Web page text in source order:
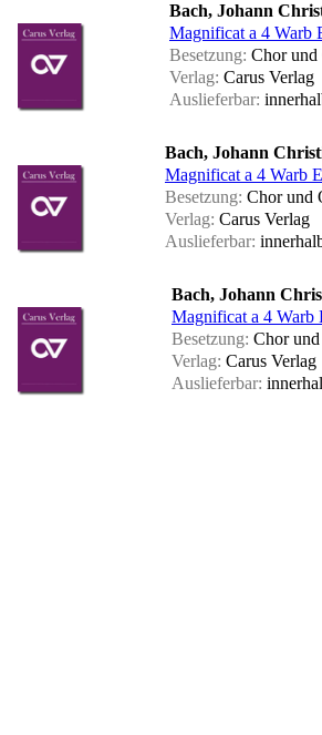
Bach, Johann
Magnificat a 4 Warb
Besetzung: Chor und
Verlag: Carus Verlag
Auslieferbar:
Bach, Johann
Magnificat a 4 Warb
Besetzung: Chor und
Verlag: Carus Verlag
Auslieferbar:
Bach, Johann
Magnificat a 4 Warb
Besetzung: Chor
Verlag: Carus Verlag
Auslieferbar: